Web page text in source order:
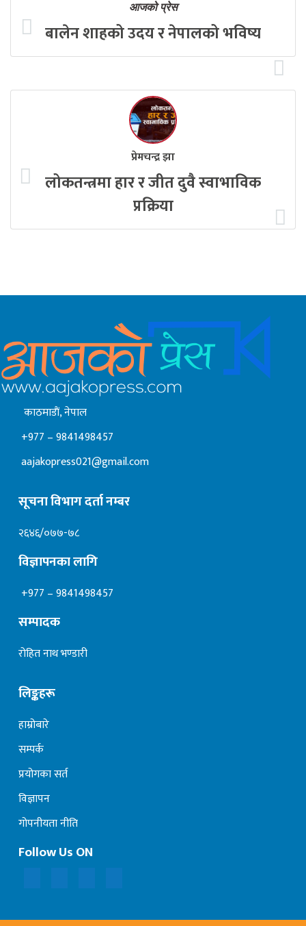
आजको प्रेस
बालेन शाहको उदय र नेपालको भविष्य
प्रेमचन्द्र झा
लोकतन्त्रमा हार र जीत दुवै स्वाभाविक
प्रक्रिया
काठमाडाैं, नेपाल
+977 – 9841498457
aajakopress021@gmail.com
सूचना विभाग दर्ता नम्बर
२६४६/०७७-७८
विज्ञापनका लागि
+977 – 9841498457
सम्पादक
रोहित नाथ भण्डारी
लिङ्कहरू
हाम्रोबारे
सम्पर्क
प्रयोगका सर्त
विज्ञापन
गोपनीयता नीति
Follow Us ON